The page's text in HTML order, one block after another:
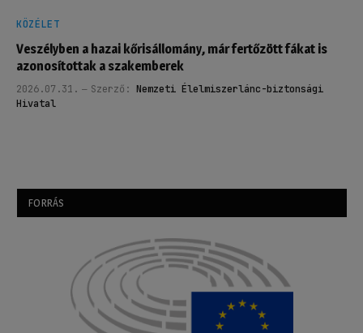
KÖZÉLET
Veszélyben a hazai kőrisállomány, már fertőzött fákat is
azonosítottak a szakemberek
2026.07.31. Szerző: Nemzeti Élelmiszerlánc-biztonsági
Hivatal
FORRÁS